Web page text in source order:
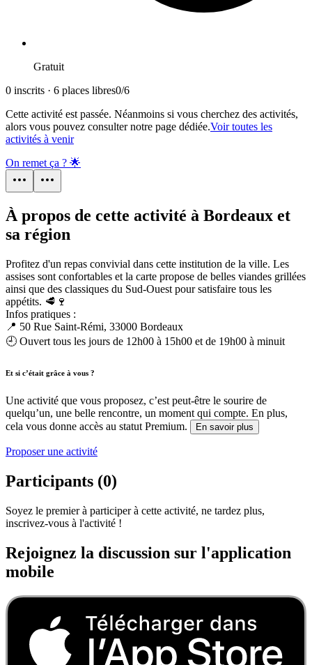
Gratuit
0 inscrits · 6 places libres0/6
Cette activité est passée. Néanmoins si vous cherchez des activités,
alors vous pouvez consulter notre page dédiée.Voir toutes les
activités à venir
On remet ça ? 🌟
À propos de cette activité à Bordeaux et
sa région
Profitez d'un repas convivial dans cette institution de la ville. Les
assises sont confortables et la carte propose de belles viandes grillées
ainsi que des classiques du Sud-Ouest pour satisfaire tous les
appétits. 🥩🍷
Infos pratiques :
📍 50 Rue Saint-Rémi, 33000 Bordeaux
🕘 Ouvert tous les jours de 12h00 à 15h00 et de 19h00 à minuit
Et si c’était grâce à vous ?
Une activité que vous proposez, c’est peut-être le sourire de
quelqu’un, une belle rencontre, un moment qui compte. En plus,
cela vous donne accès au statut Premium.
En savoir plus
Proposer une activité
Participants (0)
Soyez le premier à participer à cette activité, ne tardez plus,
inscrivez-vous à l'activité !
Rejoignez la discussion sur l'application
mobile